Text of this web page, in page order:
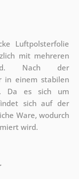
Luftpolsterfolie
mit mehreren
Nach der
in einem stabilen
Da es sich um
sich auf der
Ware, wodurch
wird.